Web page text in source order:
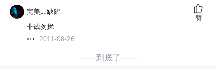
完美灬缺陷
非诚勿扰
2011-08-26
赞
——到底了——